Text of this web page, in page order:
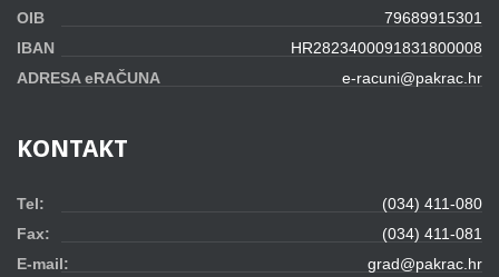
OIB
79689915301
IBAN
HR2823400091831800008
ADRESA eRAČUNA
e-racuni@pakrac.hr
KONTAKT
Tel:
(034) 411-080
Fax:
(034) 411-081
E-mail:
grad@pakrac.hr